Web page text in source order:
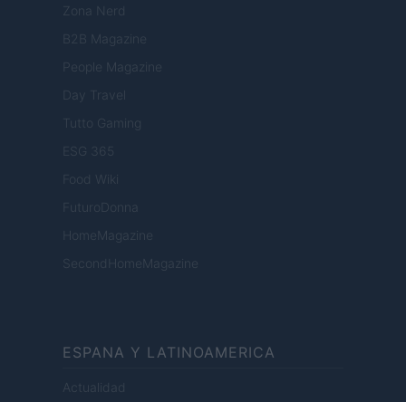
Zona Nerd
B2B Magazine
People Magazine
Day Travel
Tutto Gaming
ESG 365
Food Wiki
FuturoDonna
HomeMagazine
SecondHomeMagazine
ESPANA Y LATINOAMERICA
Actualidad